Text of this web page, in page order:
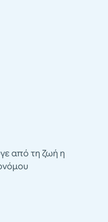
από τη ζωή η